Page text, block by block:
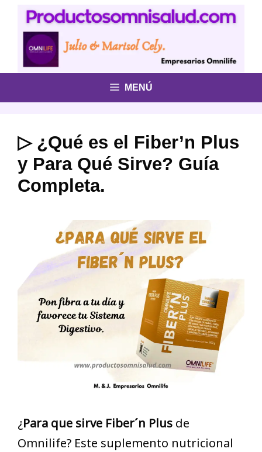
Saltar
contenido
MENÚ
▷ ¿Qué es el Fiber’n Plus
y Para Qué Sirve? Guía
Completa.
¿Para que sirve Fiber´n Plus de
Omnilife? Este suplemento nutricional